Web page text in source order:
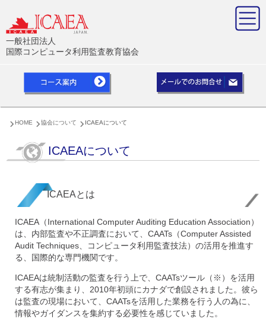
一般社団法人
国際コンピュータ利用監査教育協会
HOME 協会について ICAEAについて
ICAEAについて
ICAEAとは
ICAEA（International Computer Auditing Education Association）
は、内部監査や不正調査において、CAATs（Computer Assisted
Audit Techniques、コンピュータ利用監査技法）の活用を推進す
る、国際的な専門機関です。
ICAEAは統制活動の監査を行う上で、CAATsツール（※）を活用
する有志が集まり、2010年初頭にカナダで創設されました。彼ら
は監査の現場において、CAATsを活用した業務を行う人の為に、
情報やガイダンスを集約する必要性を感じていました。